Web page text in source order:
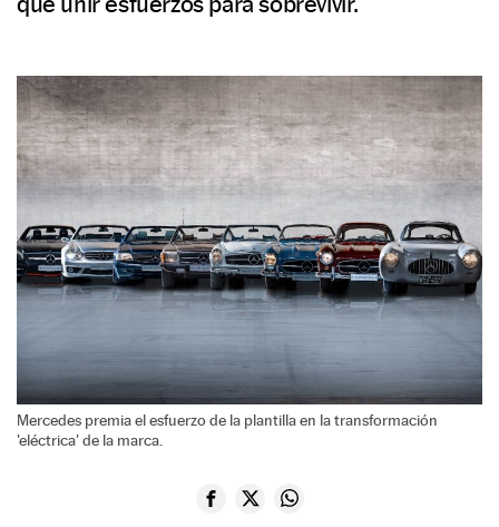
Mercedes premia el esfuerzo de la plantilla en la transformación
'eléctrica' de la marca.